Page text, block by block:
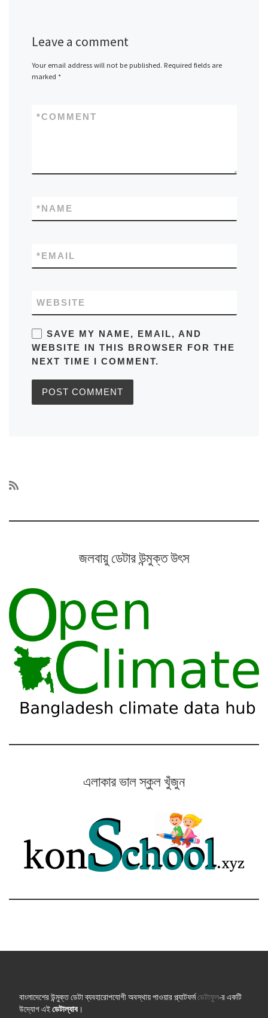
Leave a comment
Your email address will not be published. Required fields are
marked *
COMMENT
*
NAME
*
EMAIL
*
WEBSITE
SAVE MY NAME, EMAIL, AND
WEBSITE IN THIS BROWSER FOR THE
NEXT TIME I COMMENT.
জলবায়ু ডেটার উন্মুক্ত উৎস
এলাকার ভাল স্কুল খুঁজুন
বাংলাদেশের উন্মুক্ত ডেটা ব্যবহারোপযোগী অবস্থায় পাওয়ার প্ল্যাটফর্মডেটাফুল-র একটি
উদ্যোগ এইডেটাল্যাব।